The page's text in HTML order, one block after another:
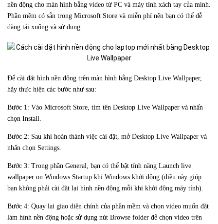
nền động cho màn hình bằng video từ PC và máy tính xách tay của mình.
Phần mềm có sẵn trong Microsoft Store và miễn phí nên bạn có thể dễ
dàng tải xuống và sử dụng.
Để cài đặt hình nền động trên màn hình bằng Desktop Live Wallpaper,
hãy thực hiện các bước như sau:
Bước 1: Vào Microsoft Store, tìm tên Desktop Live Wallpaper và nhấn
chọn Install.
Bước 2: Sau khi hoàn thành việc cài đặt, mở Desktop Live Wallpaper và
nhấn chọn Settings.
Bước 3: Trong phần General, bạn có thể bật tính năng Launch live
wallpaper on Windows Startup khi Windows khởi động (điều này giúp
bạn không phải cài đặt lại hình nền động mỗi khi khởi động máy tính).
Bước 4: Quay lại giao diện chính của phần mềm và chọn video muốn đặt
làm hình nền động hoặc sử dụng nút Browse folder để chọn video trên